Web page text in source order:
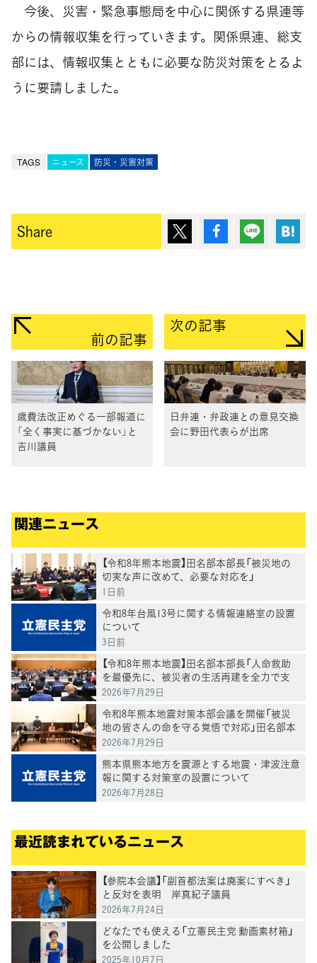
今後、災害・緊急事態局を中心に関係する県連等
からの情報収集を行っていきます。関係県連、総支
部には、情報収集とともに必要な防災対策をとるよ
うに要請しました。
TAGS ニュース 防災・災害対策
Share ポスト シェア Lineで送
前の記事
歳費法改正めぐる一部報道に
「全く事実に基づかない」と
吉川議員
次の記事
日弁連・弁政連との意見交換
会に野田代表らが出席
関連ニュース
【令和8年熊本地震】田名部本部長「被災地の
切実な声に改めて、必要な対応を」
1日前
令和8年台風13号に関する情報連絡室の設置
について
3日前
【令和8年熊本地震】田名部本部長「人命救助
を最優先に、被災者の生活再建を全力で支
援」 3党合同で政府ヒアリング
2026年7月29日
令和8年熊本地震対策本部会議を開催「被災
地の皆さんの命を守る覚悟で対応」田名部本
部長
2026年7月29日
熊本県熊本地方を震源とする地震・津波注意
報に関する対策室の設置について
2026年7月28日
最近読まれているニュース
【参院本会議】「副首都法案は廃案にすべき」
と反対を表明 岸真紀子議員
2026年7月24日
どなたでも使える「立憲民主党 動画素材箱」
を公開しました
2025年10月7日